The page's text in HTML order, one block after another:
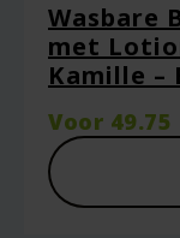
Wasbare
met
Kamille –
Voor 49.75